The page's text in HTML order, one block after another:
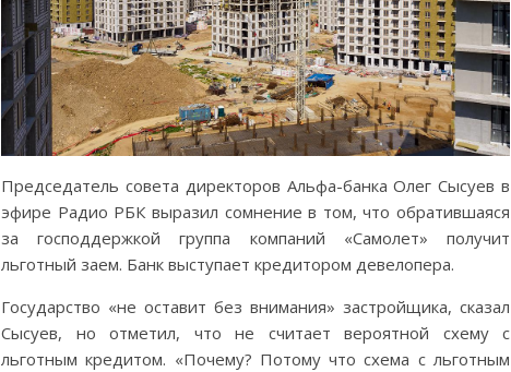
Председатель совета директоров Альфа-банка Олег Сысуев в
эфире Радио РБК выразил сомнение в том, что обратившаяся
за господдержкой группа компаний «Самолет» получит
льготный заем. Банк выступает кредитором девелопера.
Государство «не оставит без внимания» застройщика, сказал
Сысуев, но отметил, что не считает вероятной схему с
льготным кредитом. «Почему? Потому что схема с льготным